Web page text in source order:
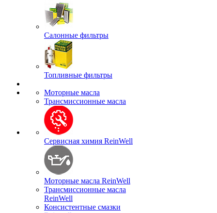
Салонные фильтры
Топливные фильтры
Моторные масла
Трансмиссионные масла
Сервисная химия ReinWell
Моторные масла ReinWell
Трансмиссионные масла
ReinWell
Консистентные смазки